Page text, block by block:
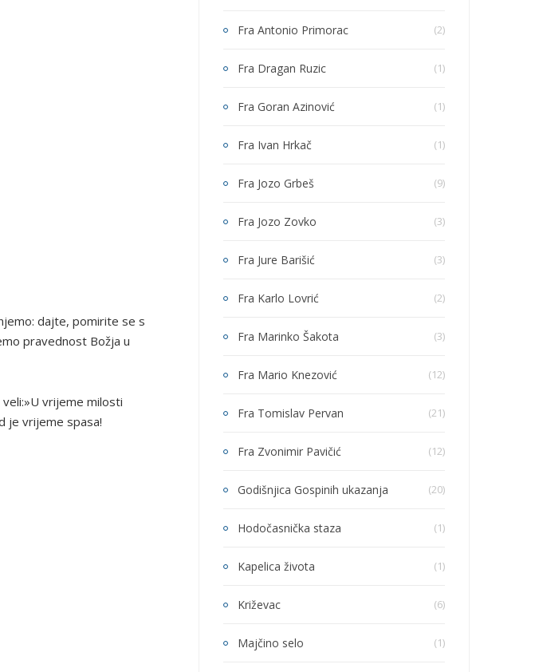
dajte, pomirite se s
pravednost Božja u
vrijeme milosti
je vrijeme spasa!
Fra Antonio Primorac (2)
Fra Dragan Ruzic (1)
Fra Goran Azinović (1)
Fra Ivan Hrkač (1)
Fra Jozo Grbeš (9)
Fra Jozo Zovko (3)
Fra Jure Barišić (3)
Fra Karlo Lovrić (2)
Fra Marinko Šakota (3)
Fra Mario Knezović (12)
Fra Tomislav Pervan (21)
Fra Zvonimir Pavičić (12)
Godišnjica Gospinih ukazanja (20)
Hodočasnička staza (1)
Kapelica života (1)
Križevac (6)
Majčino selo (1)